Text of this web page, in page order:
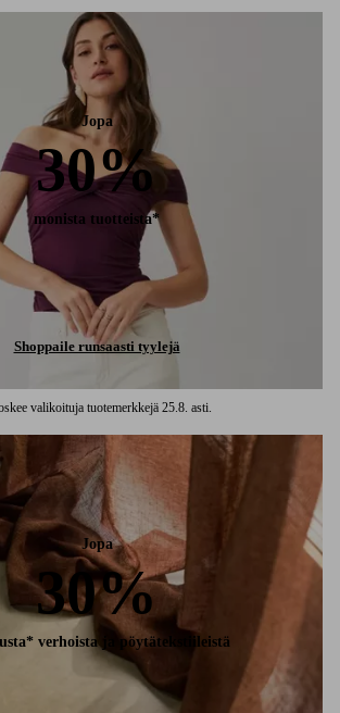
Jopa
30%
monista tuotteista*
Shoppaile runsaasti tyylejä
valikoituja tuotemerkkejä 25.8. asti.
Jopa
30%
verhoista ja pöytätekstiileistä